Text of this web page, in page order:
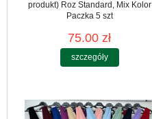
produkt) Roz Standard, Mix Kolor
Paczka 5 szt
75.00 zł
szczegóły